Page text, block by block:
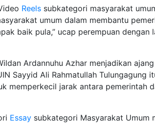
Reels subkategori masyarakat
umum dalam membantu
baik pula,” ucap perempuan
Ardannuhu Azhar menjadikan
Sayyid Ali Rahmatullah Tulungagung
memperkecil jarak antara pemerintah
Essay subkategori Masyarakat Umum